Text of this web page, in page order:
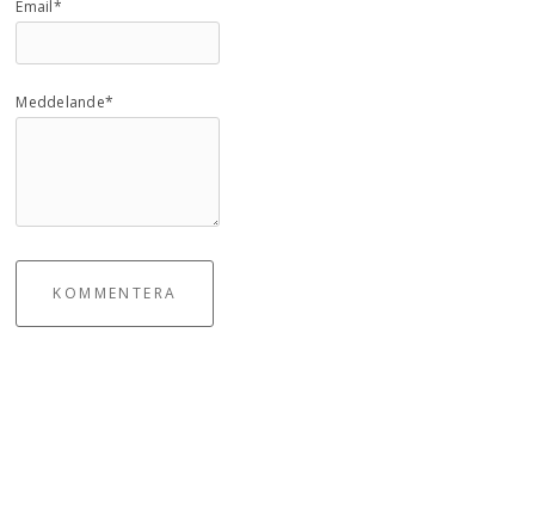
Email*
Meddelande*
KOMMENTERA